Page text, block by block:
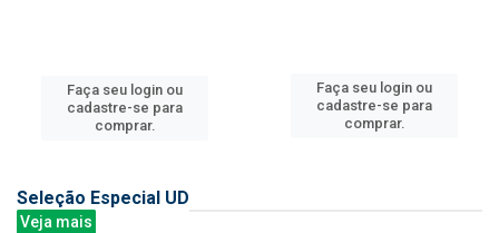
Faça seu login ou
cadastre-se para
comprar.
Faça seu login ou
cadastre-se para
comprar.
Seleção Especial UD
Veja mais